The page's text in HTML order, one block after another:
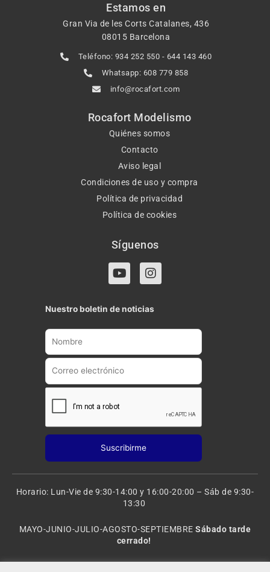
Estamos en
Gran Via de les Corts Catalanes, 436
08015 Barcelona
Teléfono: 934 252 550 - 644 143 460
Whatsapp: 608 779 858
info@rocafort.com
Rocafort Modelismo
Quiénes somos
Contacto
Aviso legal
Condiciones de uso y compra
Política de privacidad
Política de cookies
Síguenos
Y
o
t
u
b
I
n
t
a
g
a
Nuestro boletin de noticias
Horario: Lun-Vie de 9:30-14:00 y 16:00-20:00 – Sáb de 9:30-
13:30
MAYO-JUNIO-JULIO-AGOSTO-SEPTIEMBRESábado tarde
cerrado!